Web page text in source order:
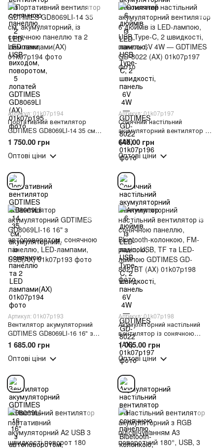
Артикул: 01k07p194
Портативний вентилятор
GDTIMES GD8069LI-14 35 см,
акумуляторний, із сонячною
панеллю та 2 LED
лампами(AX)
1 750.00 грн
Оптові ціни
Артикул: 01k07p197
Сонячний настільний
акумуляторний вентилятор 6
дюймів із LED-лампою, USB
Type-C, 2 швидкості, панель
6V 4W — GDTIMES GD-8022
640.00 грн
Оптові ціни
Артикул: 01k07p193
Вентилятор акумуляторний
GDTIMES GD8069LI-16 16" з
автоповоротом, сонячною
панеллю, LED-лампами,
USB(AX)
1 685.00 грн
Оптові ціни
Артикул: 01k07p198
Акумуляторний настільний
вентилятор із сонячною
панеллю, Bluetooth-колонкою,
FM-радіо, USB, TF та LED-
лампою GDTIMES GD-8021BT
1 065.00 грн
Оптові ціни